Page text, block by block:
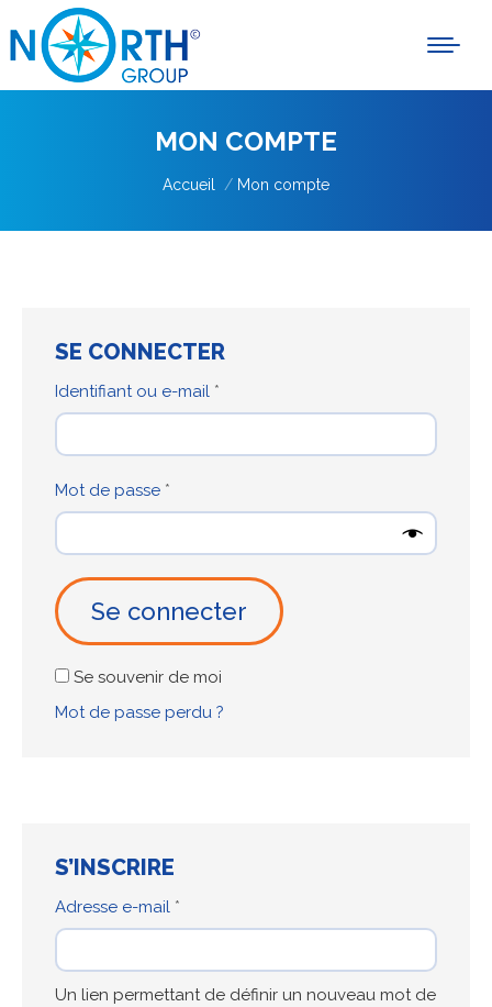
MON COMPTE
Vous êtes ici :
Accueil Mon compte
SE CONNECTER
Identifiant ou e-mail *
Mot de passe *
Se connecter
Se souvenir de moi
Mot de passe perdu ?
S’INSCRIRE
Adresse e-mail *
Un lien permettant de définir un nouveau mot de